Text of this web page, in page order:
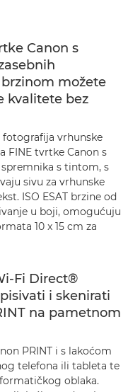
Canon s
možete
kvalitete bez
vrhunske
FINE tvrtke Canon s
s tintom, s
sivu za vrhunske
ISO ESAT brzine od
u boji, omogućuju
10 x 15 cm za
Fi Direct®
i skenirati
na pametnom
PRINT i s lakoćom
telefona ili tableta te
oblaka.